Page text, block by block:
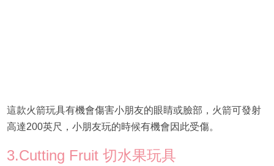
這款火箭玩具有機會傷害小朋友的眼睛或臉部，火箭可發射
高達200英尺，小朋友玩的時候有機會因此受傷。
3.Cutting Fruit 切水果玩具